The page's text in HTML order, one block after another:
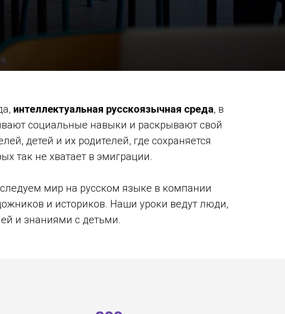
интеллектуальная русскоязычная среда, в
социальные навыки и раскрывают свой
детей и их родителей, где сохраняется
так не хватает в эмиграции.
мир на русском языке в компании
и историков. Наши уроки ведут люди,
и знаниями с детьми.